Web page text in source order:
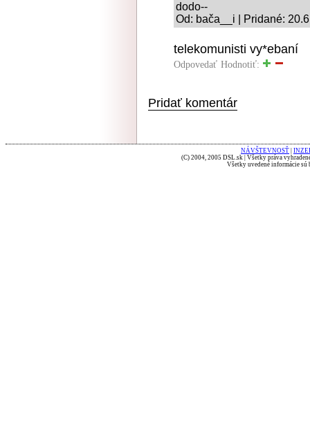
dodo--
Od: bača__i | Pridané:
telekomunisti vy*ebaní
Odpovedať Hodnotiť:
Pridať komentár
NÁVŠTEVNOSŤ
(C) 2004, 2005 DSL.sk | Všetky práva
Všetky uvedené informácie sú